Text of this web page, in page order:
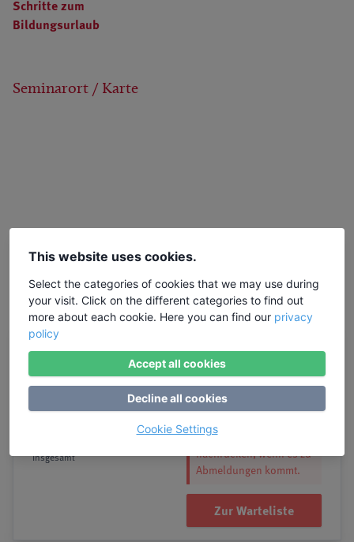
Schritte zum
Bildungsurlaub
Seminarort / Karte
Preis: 915,00 €
insgesamt
Auch wenn das Seminar
nicht mehr buchbar ist,
können Sie sich auf die
Warteliste setzen lassen.
So können Sie ggf.
nachrücken, wenn es zu
Abmeldungen kommt.
Zur Warteliste
This website uses cookies.
Select the categories of cookies that we may use during
your visit. Click on the different categories to find out
more about each cookie. Here you can find our privacy
policy
Accept all cookies
Decline all cookies
Cookie Settings